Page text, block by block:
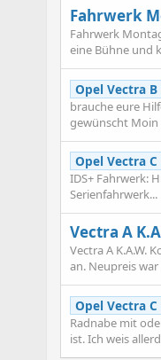
Fahrwerk
Fahrwerk
eine Bühne und
Opel Vectra B
brauche eure
gewünscht Moin
Opel Vectra C
IDS+ Fahrwerk:
Serienfahrwerk...
Vectra A
Vectra A K.A.W.
an. Neupreis war
Opel Vectra C
Radnabe mit
ist. Ich weis